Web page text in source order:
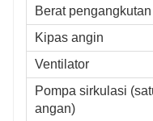
Berat
Kipas angin
Ventilator
Pompa sirkulasi
angan)